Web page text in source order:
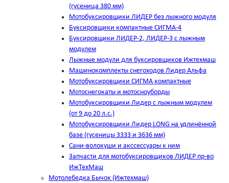
(гусеница 380 мм)
Мотобуксировщики ЛИДЕР без лыжного модуля
Буксировщики компактные СИГМА-4
Буксировщики ЛИДЕР-2, ЛИДЕР-3 c лыжным
модулем
Лыжные модули для буксировщиков Ижтехмаш
Машинокомплекты снегоходов Лидер Альфа
Мотобуксировщики СИГМА компактные
Мотоснегокаты и мотосноуборды
Мотобуксировщики Лидер с лыжным модулем
(от 9 до 20 л.с.)
Мотобуксировщики Лидер LONG на удлинённой
базе (гусеницы 3333 и 3636 мм)
Сани-волокуши и акссессуары к ним
Запчасти для мотобуксировщиков ЛИДЕР пр-во
ИжТехМаш
Мотолебедка Бычок (Ижтехмаш)